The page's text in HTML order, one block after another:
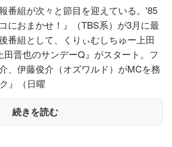
番組が次々と節目を迎えている。'85
におまかせ！』（TBS系）が3月に最
番組として、くりぃむしちゅー上田
晋也のサンデーQ』がスタート。フ
、伊藤俊介（オズワルド）がMCを務
』（日曜
続きを読む